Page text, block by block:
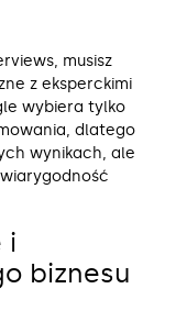
musisz
z eksperckimi
wybiera tylko
dlatego
wynikach, ale
i
biznesu